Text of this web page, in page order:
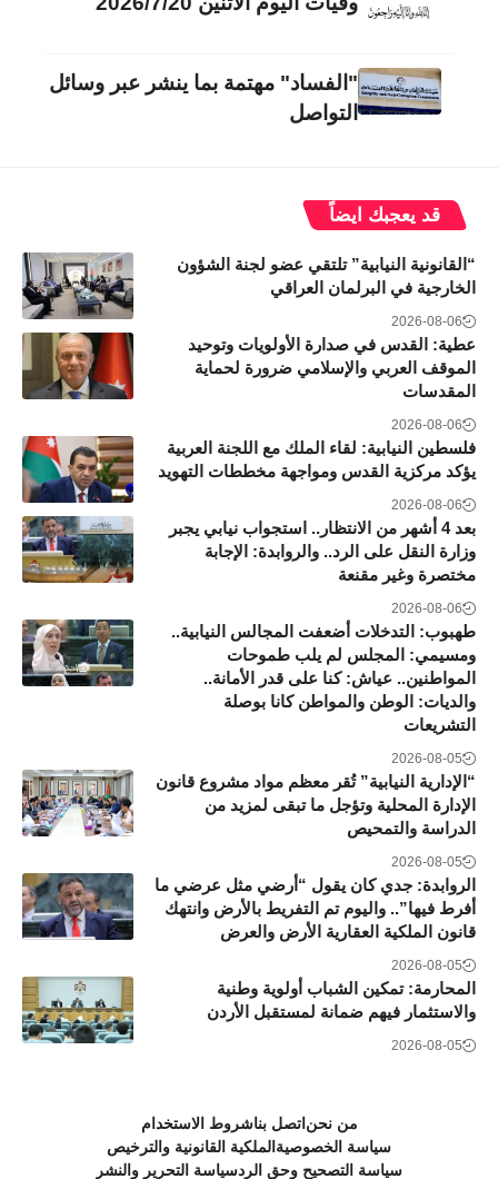
"الفساد" مهتمة بما ينشر عبر وسائل
التواصل
قد يعجبك ايضاً
“القانونية النيابية” تلتقي عضو لجنة الشؤون
الخارجية في البرلمان العراقي
2026-08-06
عطية: القدس في صدارة الأولويات وتوحيد
الموقف العربي والإسلامي ضرورة لحماية
المقدسات
2026-08-06
فلسطين النيابية: لقاء الملك مع اللجنة العربية
يؤكد مركزية القدس ومواجهة مخططات التهويد
2026-08-06
بعد 4 أشهر من الانتظار.. استجواب نيابي يجبر
وزارة النقل على الرد.. والروابدة: الإجابة
مختصرة وغير مقنعة
2026-08-06
طهبوب: التدخلات أضعفت المجالس النيابية..
ومسيمي: المجلس لم يلب طموحات
المواطنين.. عياش: كنا على قدر الأمانة..
والديات: الوطن والمواطن كانا بوصلة
التشريعات
2026-08-05
“الإدارية النيابية” تُقر معظم مواد مشروع قانون
الإدارة المحلية وتؤجل ما تبقى لمزيد من
الدراسة والتمحيص
2026-08-05
الروابدة: جدي كان يقول “أرضي مثل عرضي ما
أفرط فيها”.. واليوم تم التفريط بالأرض وانتهك
قانون الملكية العقارية الأرض والعرض
2026-08-05
المحارمة: تمكين الشباب أولوية وطنية
والاستثمار فيهم ضمانة لمستقبل الأردن
2026-08-05
من نحن اتصل بناشروط الاستخدام
سياسة الخصوصية الملكية القانونية والترخيص
سياسة التصحيح وحق الردسياسة التحرير والنشر